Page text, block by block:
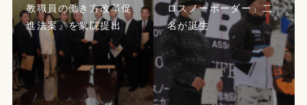
教職員の働き方改革促
進法案』を衆院提出
ロスノーボーダー」二
名が誕生